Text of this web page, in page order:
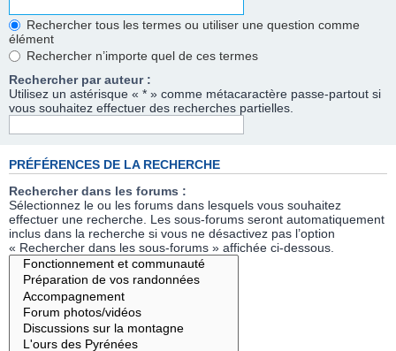
Rechercher tous les termes ou utiliser une question comme
élément
Rechercher n’importe quel de ces termes
Rechercher par auteur :
Utilisez un astérisque « * » comme métacaractère passe-partout si
vous souhaitez effectuer des recherches partielles.
PRÉFÉRENCES DE LA RECHERCHE
Rechercher dans les forums :
Sélectionnez le ou les forums dans lesquels vous souhaitez
effectuer une recherche. Les sous-forums seront automatiquement
inclus dans la recherche si vous ne désactivez pas l’option
« Rechercher dans les sous-forums » affichée ci-dessous.